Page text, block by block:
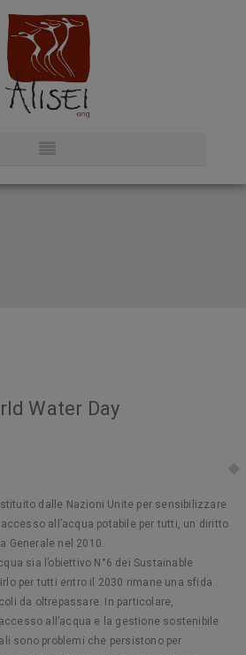
Water Day
dalle Nazioni Unite per sensibilizzare
all’acqua potabile per tutti, un diritto
Generale nel 2010.
sia l’obiettivo N°6 dei Sustainable
per tutti entro il 2030 rimane una sfida
da oltrepassare. In particolare,
esso all’acqua e la gestione sostenibile
sono problemi che persistono per